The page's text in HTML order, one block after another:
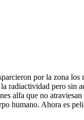
por la zona
radiactividad pero sin
alfa que no
humano. Ahora es